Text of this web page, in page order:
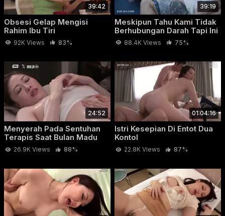
39:42
Obsesi Gelap Mengisi
Rahim Ibu Tiri
92K Views 83%
39:19
Meskipun Tahu Kami Tidak
Berhubungan Darah Tapi Ini
Gak Baik
88.4K Views 75%
24:52
Menyerah Pada Sentuhan
Terapis Saat Bulan Madu
26.9K Views 88%
01:04:16
Istri Kesepian Di Entot Dua
Kontol
22.8K Views 87%